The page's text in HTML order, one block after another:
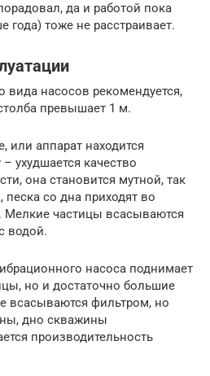
да и работой пока
года) тоже не расстраивает.
вида насосов рекомендуется,
превышает 1 м.
аппарат находится
ухудшается качество
она становится мутной, так
песка со дна приходят во
Мелкие частицы всасываются
водой.
насоса поднимает
но и достаточно большие
всасываются фильтром, но
дно скважины
производительность